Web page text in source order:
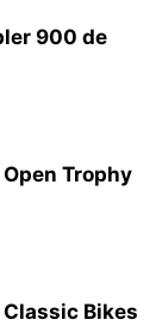
900 de
Trophy
Bikes